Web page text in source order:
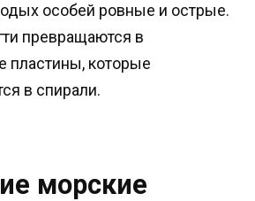
особей ровные и острые.
превращаются в
пластины, которые
в спирали.
морские